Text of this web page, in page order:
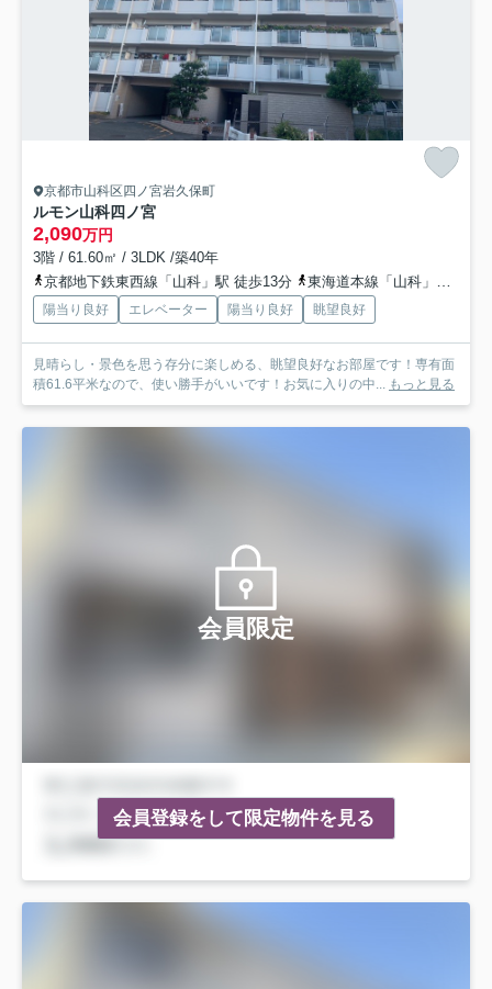
京都市山科区四ノ宮岩久保町
ルモン山科四ノ宮
2,090万円
3階 / 61.60㎡ / 3LDK /築40年
京都地下鉄東西線「山科」駅 徒歩13分
東海道本線「山科」駅 徒歩14分
陽当り良好 エレベーター 陽当り良好 眺望良好
見晴らし・景色を思う存分に楽しめる、眺望良好なお部屋です！専有面
積61.6平米なので、使い勝手がいいです！お気に入りの中... もっと見る
会員限定
会員登録をして限定物件を見る